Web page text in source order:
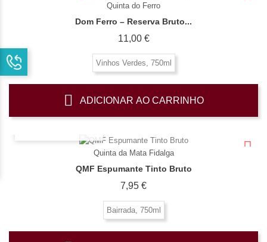
Quinta do Ferro
Dom Ferro – Reserva Bruto...
11,00 €Preço
Vinhos Verdes, 750ml
ADICIONAR AO CARRINHO
Quinta da Mata Fidalga
QMF Espumante Tinto Bruto
7,95 €Preço
Bairrada, 750ml